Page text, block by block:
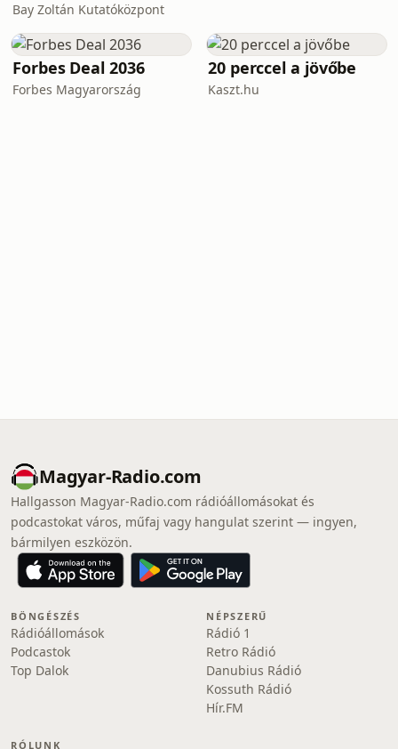
Bay Zoltán Kutatóközpont
Forbes Deal 2036
Forbes Magyarország
20 perccel a jövőbe
Kaszt.hu
Magyar-Radio.com
Hallgasson Magyar-Radio.com rádióállomásokat és
podcastokat város, műfaj vagy hangulat szerint — ingyen,
bármilyen eszközön.
BÖNGÉSZÉS
Rádióállomások
Podcastok
Top Dalok
NÉPSZERŰ
Rádió 1
Retro Rádió
Danubius Rádió
Kossuth Rádió
Hír.FM
RÓLUNK